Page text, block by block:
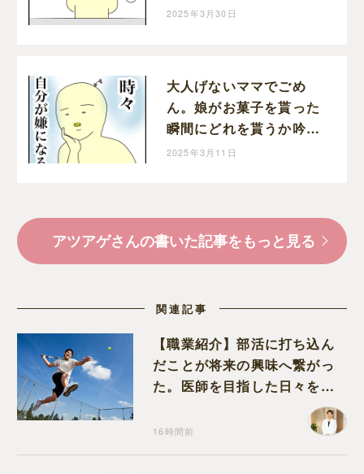
｜アツアゲの育児絵日記
2025年3月30日
大人げないママでごめ
ん。娘がお菓子を貰った
瞬間にどれを貰うか吟味
してしまう自分が嫌｜ア
2025年3月11日
アツアゲさんの書いた記事をもっと見る
関連記事
【職業紹介】部活に打ち込ん
だことが将来の興味へ繋がっ
た。医師を目指した日々を振
16時間前